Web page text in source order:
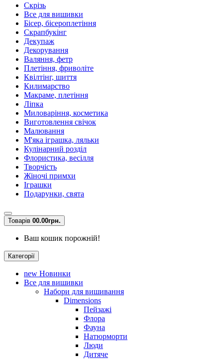
Скрізь
Все для вишивки
Бісер, бісероплетіння
Скрапбукінг
Декупаж
Декорування
Валяння, фетр
Плетіння, фриволіте
Квілтінг, шиття
Килимарство
Макраме, плетіння
Ліпка
Миловаріння, косметика
Виготовлення свічок
Малювання
М'яка іграшка, ляльки
Кулінарний розділ
Флористика, весілля
Творчість
Жіночі примхи
Іграшки
Подарунки, свята
Товарів 00.00грн.
Ваш кошик порожній!
Категорії
new Новинки
Все для вишивки
Набори для вишивання
Dimensions
Пейзажі
Флора
Фауна
Натюрморти
Люди
Дитяче